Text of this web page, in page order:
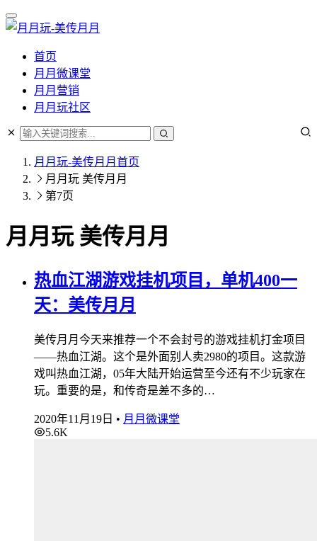
首页
月月微课堂
月月营销
月月玩社区
月月玩-美传月月 首页
月月玩 美传月月
第7页
月月玩 美传月月
热血江湖游戏挂机项目，单机400一
天：美传月月
美传月月今天来推荐一个不会封号的游戏挂机打金项目
——热血江湖。这个是外面别人卖2980的项目。这款游
戏叫热血江湖，05年大陆开始运营至今还有不少玩家在
玩。重要的是，和传奇是差不多的…
2020年11月19日 • 月月微课堂
5.6K